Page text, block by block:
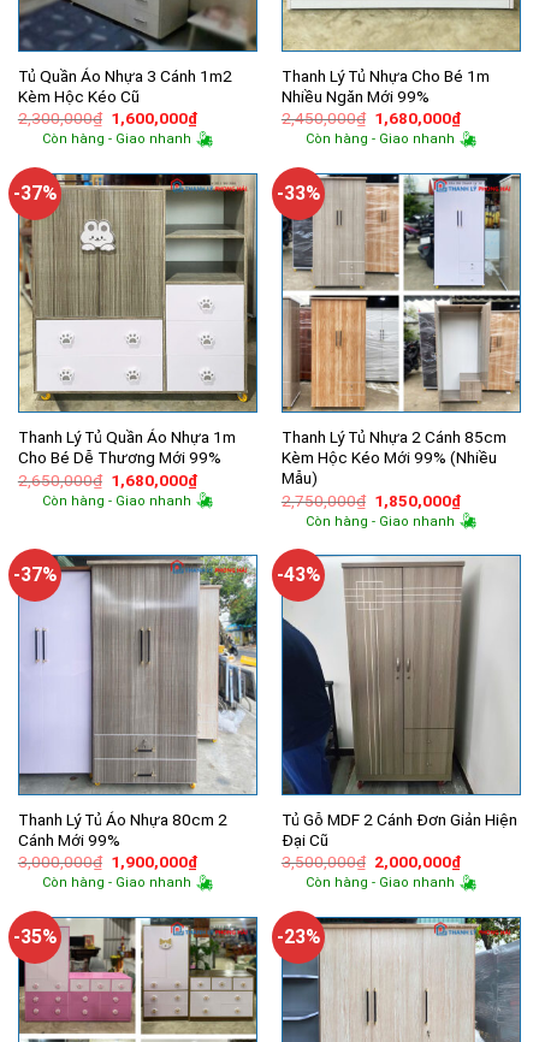
Tủ Quần Áo Nhựa 3 Cánh 1m2
Kèm Hộc Kéo Cũ
2,300,000₫ Giá
gốc
là:
1,600,000₫Giá
hiện
tại
1,600,000₫.
Còn hàng - Giao nhanh
Thanh Lý Tủ Nhựa Cho Bé 1m
Nhiều Ngăn Mới 99%
2,450,000₫ Giá
gốc
là:
1,680,000₫Giá
hiện
tại
Còn hàng - Giao nhanh
-37%
Thanh Lý Tủ Quần Áo Nhựa 1m
Cho Bé Dễ Thương Mới 99%
2,650,000₫ Giá
gốc
là:
1,680,000₫Giá
hiện
tại
Còn hàng - Giao nhanh
-33%
Thanh Lý Tủ Nhựa 2 Cánh 85cm
Kèm Hộc Kéo Mới 99% (Nhiều
Mẫu)
2,750,000₫ Giá
gốc
là:
1,850,000₫Giá
hiện
tại
Còn hàng - Giao nhanh
-37%
Thanh Lý Tủ Áo Nhựa 80cm 2
Cánh Mới 99%
3,000,000₫ Giá
gốc
là:
1,900,000₫Giá
hiện
tại
1,900,000₫.
Còn hàng - Giao nhanh
-43%
Tủ Gỗ MDF 2 Cánh Đơn Giản Hiện
Đại Cũ
3,500,000₫ Giá
gốc
là:
2,000,000₫Giá
hiện
tại
Còn hàng - Giao nhanh
-35% -23%